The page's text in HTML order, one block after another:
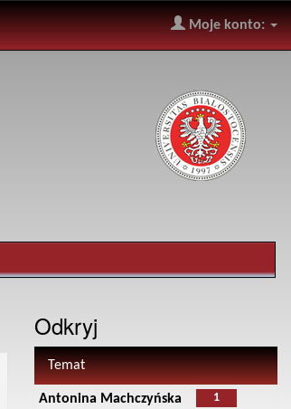
Moje konto:
Odkryj
Temat
1
Antonina Machczyńska